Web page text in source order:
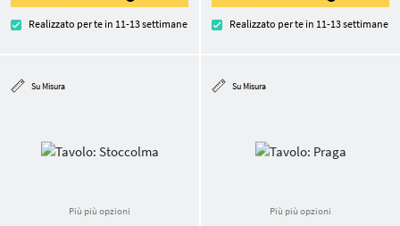
Realizzato per te in 11-13 settimane Realizzato per te in 11-13 settimane
Su Misura
Più più opzioni
Su Misura
Più più opzioni